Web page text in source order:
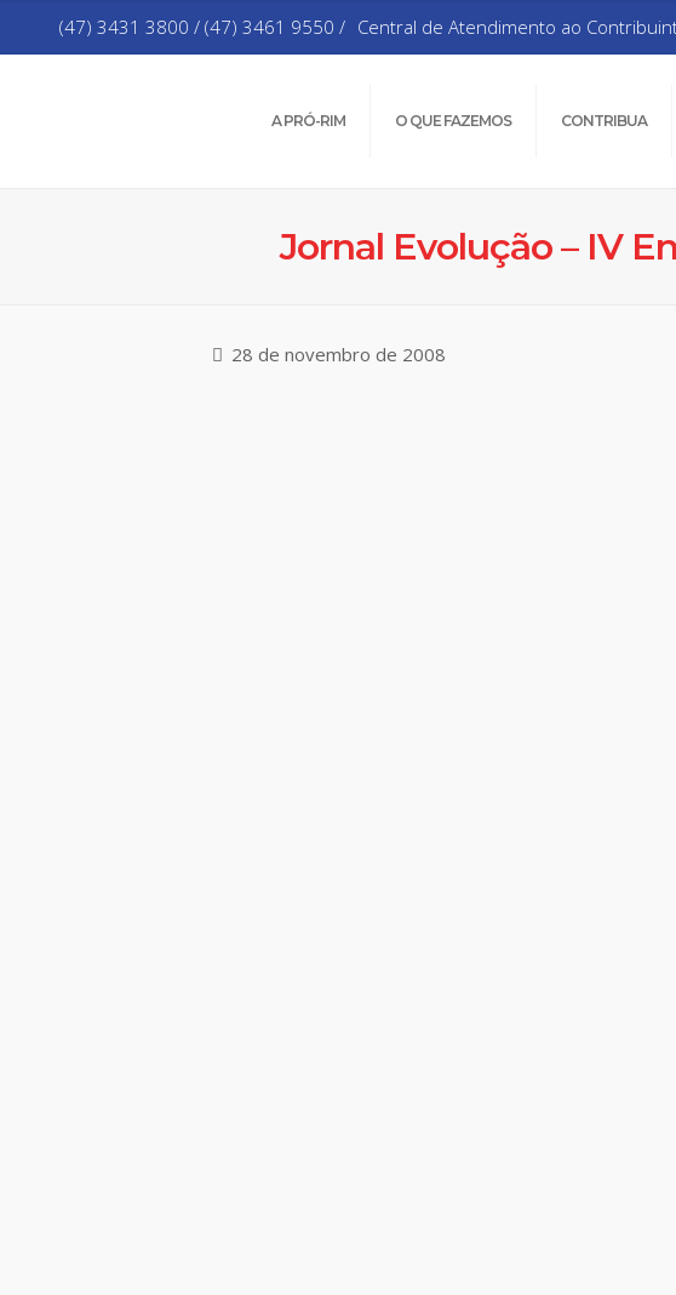
(47) 3431 3800 / (47) 3461 9550 / Central de Atendimento ao
A PRÓ-RIM O QUE FAZEMOS CONTRIBUA
Jornal Evolução – IV
28 de novembro de 2008